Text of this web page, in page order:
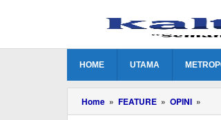
HOME UTAMA
Home » FEATURE » OPINI »